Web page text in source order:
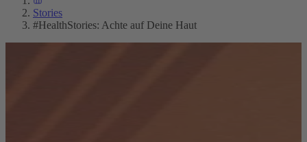
Stories
#HealthStories: Achte auf Deine Haut